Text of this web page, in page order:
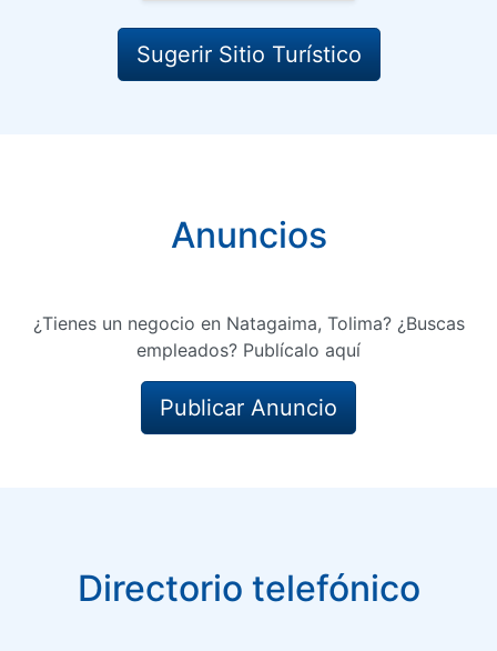
Sugerir Sitio Turístico
Anuncios
¿Tienes un negocio en Natagaima, Tolima? ¿Buscas
empleados? Publícalo aquí
Publicar Anuncio
Directorio telefónico